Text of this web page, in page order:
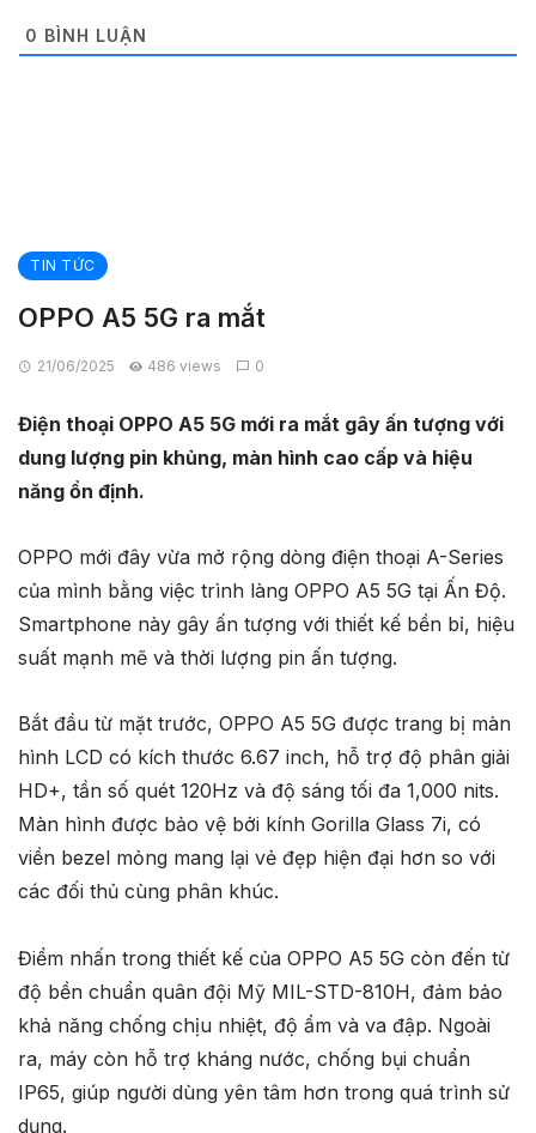
0 BÌNH LUẬN
TIN TỨC
OPPO A5 5G ra mắt
21/06/2025 486 views 0
Điện thoại OPPO A5 5G mới ra mắt gây ấn tượng với
dung lượng pin khủng, màn hình cao cấp và hiệu
năng ổn định.
OPPO mới đây vừa mở rộng dòng điện thoại A-Series
của mình bằng việc trình làng OPPO A5 5G tại Ấn Độ.
Smartphone này gây ấn tượng với thiết kế bền bỉ, hiệu
suất mạnh mẽ và thời lượng pin ấn tượng.
Bắt đầu từ mặt trước, OPPO A5 5G được trang bị màn
hình LCD có kích thước 6.67 inch, hỗ trợ độ phân giải
HD+, tần số quét 120Hz và độ sáng tối đa 1,000 nits.
Màn hình được bảo vệ bởi kính Gorilla Glass 7i, có
viền bezel mỏng mang lại vẻ đẹp hiện đại hơn so với
các đối thủ cùng phân khúc.
Điểm nhấn trong thiết kế của OPPO A5 5G còn đến từ
độ bền chuẩn quân đội Mỹ MIL-STD-810H, đảm bảo
khả năng chống chịu nhiệt, độ ẩm và va đập. Ngoài
ra, máy còn hỗ trợ kháng nước, chống bụi chuẩn
IP65, giúp người dùng yên tâm hơn trong quá trình sử
dụng.